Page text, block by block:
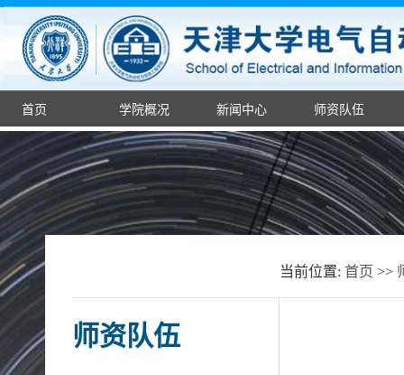
首页 学院概况 新闻中心 师资队伍
当前位置: 首页 >>
师资队伍